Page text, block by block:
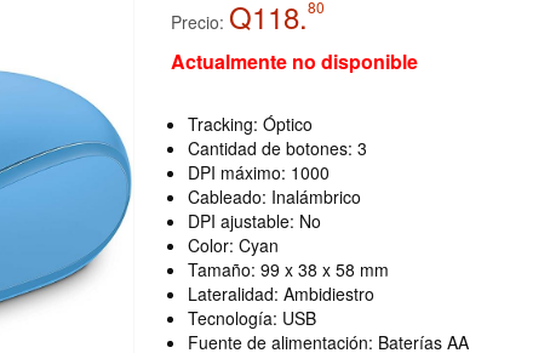
Precio: Q118.80
Actualmente no disponible
Tracking: Óptico
Cantidad de botones: 3
DPI máximo: 1000
Cableado: Inalámbrico
DPI ajustable: No
Color: Cyan
Tamaño: 99 x 38 x 58 mm
Lateralidad: Ambidiestro
Tecnología: USB
Fuente de alimentación: Baterías AA